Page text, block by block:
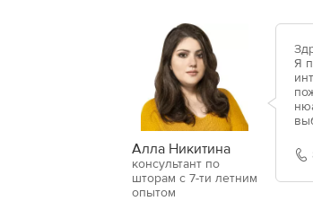
Алла Никитина
консультант по
шторам с 7-ти летним
опытом
Я